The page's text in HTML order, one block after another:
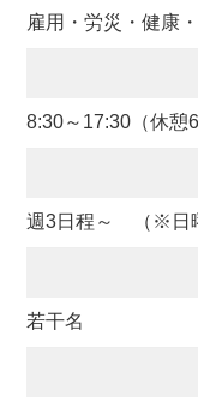
雇用・労災・健康
8:30～17:30（休憩
週3日程～ （※日
若干名